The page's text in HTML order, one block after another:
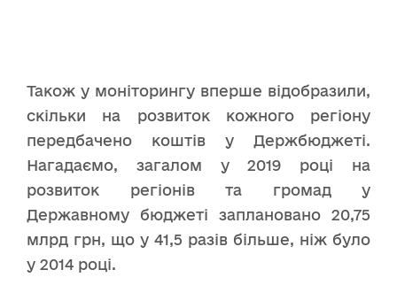
Також у моніторингу вперше відобразили,
скільки на розвиток кожного регіону
передбачено коштів у Держбюджеті.
Нагадаємо, загалом у 2019 році на
розвиток регіонів та громад у
Державному бюджеті заплановано 20,75
млрд грн, що у 41,5 разів більше, ніж було
у 2014 році.